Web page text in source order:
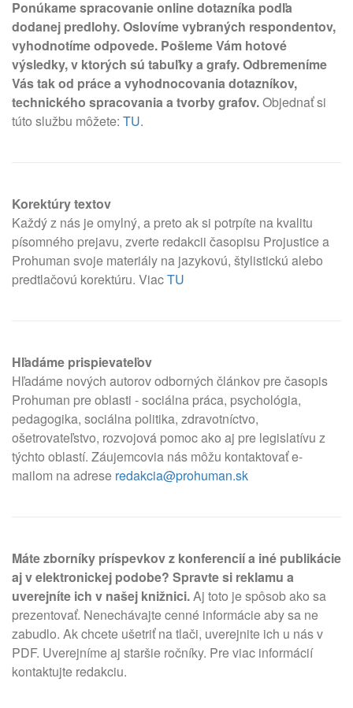
Ponúkame spracovanie online dotazníka podľa
dodanej predlohy. Oslovíme vybraných respondentov,
vyhodnotíme odpovede. Pošleme Vám hotové
výsledky, v ktorých sú tabuľky a grafy. Odbremeníme
Vás tak od práce a vyhodnocovania dotazníkov,
technického spracovania a tvorby grafov.Objednať si
túto službu môžete: TU.
Korektúry textov
Každý z nás je omylný, a preto ak si potrpíte na kvalitu
písomného prejavu, zverte redakcii časopisu Projustice a
Prohuman svoje materiály na jazykovú, štylistickú alebo
predtlačovú korektúru. ViacTU
Hľadáme prispievateľov
Hľadáme nových autorov odborných článkov pre časopis
Prohuman pre oblasti - sociálna práca, psychológia,
pedagogika, sociálna politika, zdravotníctvo,
ošetrovateľstvo, rozvojová pomoc ako aj pre legislatívu z
týchto oblastí. Záujemcovia nás môžu kontaktovať e-
mailom na adrese redakcia@prohuman.sk
Máte zborníky príspevkov z konferencií a iné publikácie
aj v elektronickej podobe? Spravte si reklamu a
uverejníte ich v našej knižnici.Aj toto je spôsob ako sa
prezentovať. Nenechávajte cenné informácie aby sa ne
zabudlo. Ak chcete ušetriť na tlači, uverejnite ich u nás v
PDF. Uverejníme aj staršie ročníky. Pre viac informácií
kontaktujte redakciu.